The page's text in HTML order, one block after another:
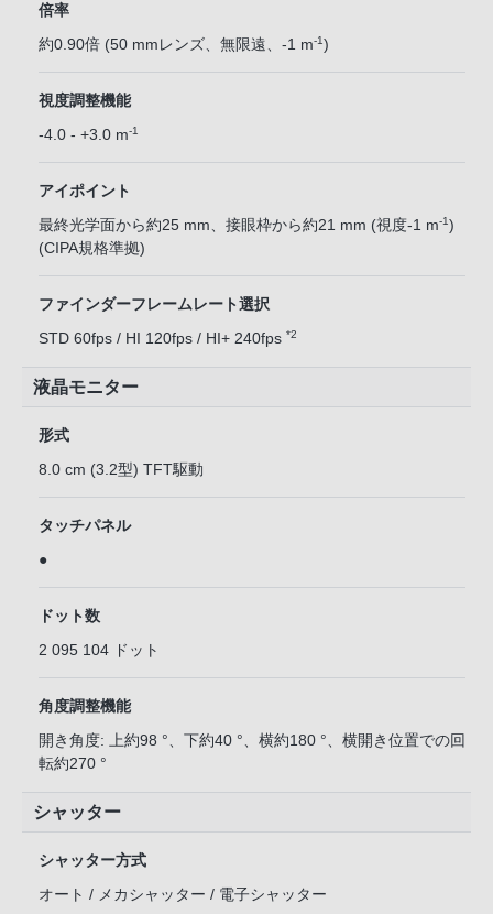
倍率
約0.90倍 (50 mmレンズ、無限遠、-1 m-1)
視度調整機能
-4.0 - +3.0 m-1
アイポイント
最終光学面から約25 mm、接眼枠から約21 mm (視度-1 m-1)
(CIPA規格準拠)
ファインダーフレームレート選択
STD 60fps / HI 120fps / HI+ 240fps *2
液晶モニター
形式
8.0 cm (3.2型) TFT駆動
タッチパネル
●
ドット数
2 095 104 ドット
角度調整機能
開き角度: 上約98 °、下約40 °、横約180 °、横開き位置での回
転約270 °
シャッター
シャッター方式
オート / メカシャッター / 電子シャッター